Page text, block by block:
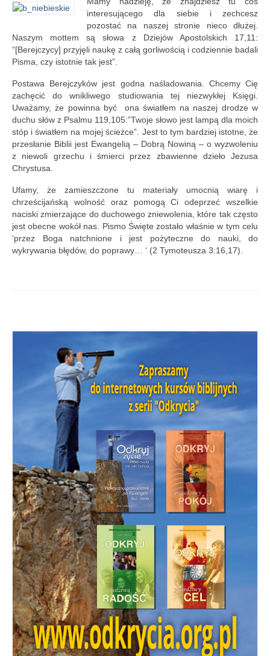
Nowości w serwisie
interesującego dla siebie i zechcesz
pozostać na naszej stronie nieco dłużej.
Naszym mottem są słowa z Dziejów Apostolskich 17,11:
“[Berejczycy] przyjęli naukę z całą gorliwością i codziennie badali
Pisma, czy istotnie tak jest”.
Postawa Berejczyków jest godna naśladowania. Chcemy Cię
zachęcić do wnikliwego studiowania tej niezwykłej Księgi.
Uważamy, że powinna być ona światłem na naszej drodze w
duchu słów z Psalmu 119,105:”Twoje słowo jest lampą dla moich
stóp i światłem na mojej ścieżce”. Jest to tym bardziej istotne, że
przesłanie Biblii jest Ewangelią – Dobrą Nowiną – o wyzwoleniu
z niewoli grzechu i śmierci przez zbawienne dzieło Jezusa
Chrystusa.
Ufamy, że zamieszczone tu materiały umocnią wiarę i
chrześcijańską wolność oraz pomogą Ci odeprzeć wszelkie
naciski zmierzające do duchowego zniewolenia, które tak często
jest obecne wokół nas. Pismo Święte zostało właśnie w tym celu
‘przez Boga natchnione i jest pożyteczne do nauki, do
wykrywania błędów, do poprawy… ‘ (2 Tymoteusza 3:16,17).